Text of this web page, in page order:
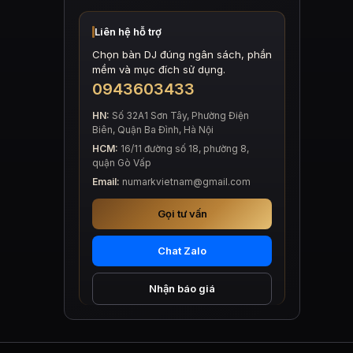
Liên hệ hỗ trợ
Chọn bàn DJ đúng ngân sách, phần
mềm và mục đích sử dụng.
0943603433
HN: Số 32A1 Sơn Tây, Phường Điện
Biên, Quận Ba Đình, Hà Nội
HCM: 16/11 đường số 18, phường 8,
quận Gò Vấp
Email: numarkvietnam@gmail.com
Gọi tư vấn
Chat Zalo
Nhận báo giá